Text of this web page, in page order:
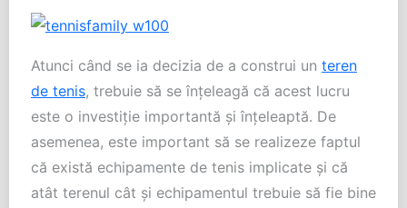
Atunci când se ia decizia de a construi un teren
de tenis, trebuie să se înţeleagă că acest lucru
este o investiţie importantă şi înţeleaptă. De
asemenea, este important să se realizeze faptul
că există echipamente de tenis implicate şi că
atât terenul cât şi echipamentul trebuie să fie bine